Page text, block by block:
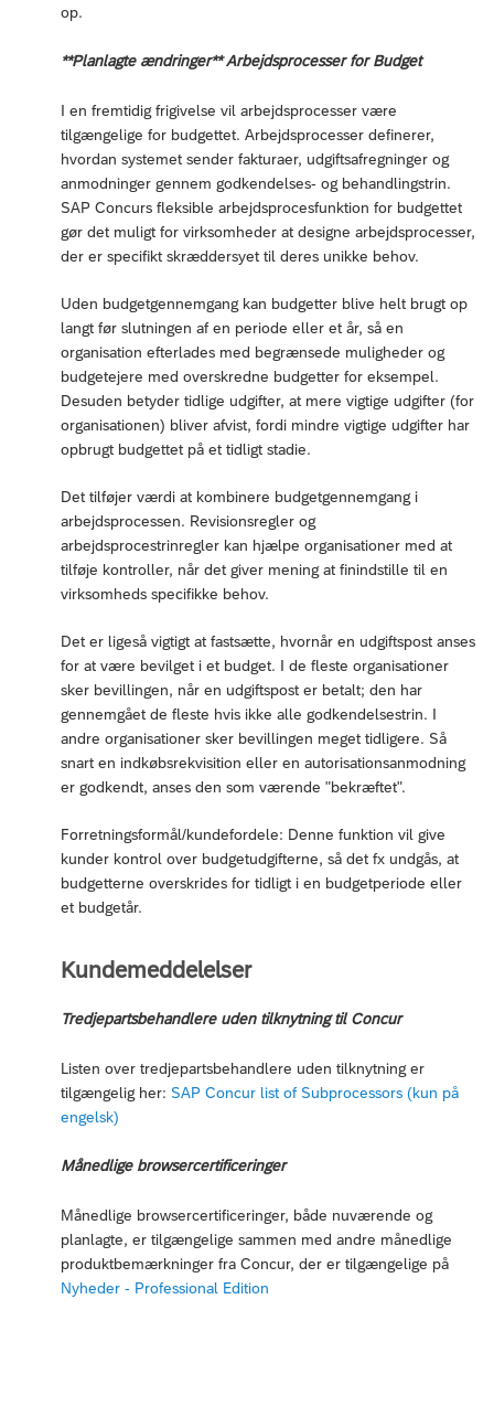
op.
**Planlagte ændringer** Arbejdsprocesser for Budget
I en fremtidig frigivelse vil arbejdsprocesser være
tilgængelige for budgettet. Arbejdsprocesser definerer,
hvordan systemet sender fakturaer, udgiftsafregninger og
anmodninger gennem godkendelses- og behandlingstrin.
SAP Concurs fleksible arbejdsprocesfunktion for budgettet
gør det muligt for virksomheder at designe arbejdsprocesser,
der er specifikt skræddersyet til deres unikke behov.
Uden budgetgennemgang kan budgetter blive helt brugt op
langt før slutningen af en periode eller et år, så en
organisation efterlades med begrænsede muligheder og
budgetejere med overskredne budgetter for eksempel.
Desuden betyder tidlige udgifter, at mere vigtige udgifter (for
organisationen) bliver afvist, fordi mindre vigtige udgifter har
opbrugt budgettet på et tidligt stadie.
Det tilføjer værdi at kombinere budgetgennemgang i
arbejdsprocessen. Revisionsregler og
arbejdsprocestrinregler kan hjælpe organisationer med at
tilføje kontroller, når det giver mening at finindstille til en
virksomheds specifikke behov.
Det er ligeså vigtigt at fastsætte, hvornår en udgiftspost anses
for at være bevilget i et budget. I de fleste organisationer
sker bevillingen, når en udgiftspost er betalt; den har
gennemgået de fleste hvis ikke alle godkendelsestrin. I
andre organisationer sker bevillingen meget tidligere. Så
snart en indkøbsrekvisition eller en autorisationsanmodning
er godkendt, anses den som værende "bekræftet".
Forretningsformål/kundefordele: Denne funktion vil give
kunder kontrol over budgetudgifterne, så det fx undgås, at
budgetterne overskrides for tidligt i en budgetperiode eller
et budgetår.
Kundemeddelelser
Tredjepartsbehandlere uden tilknytning til Concur
Listen over tredjepartsbehandlere uden tilknytning er
tilgængelig her: SAP Concur list of Subprocessors (kun på
engelsk)
Månedlige browsercertificeringer
Månedlige browsercertificeringer, både nuværende og
planlagte, er tilgængelige sammen med andre månedlige
produktbemærkninger fra Concur, der er tilgængelige på
Nyheder - Professional Edition